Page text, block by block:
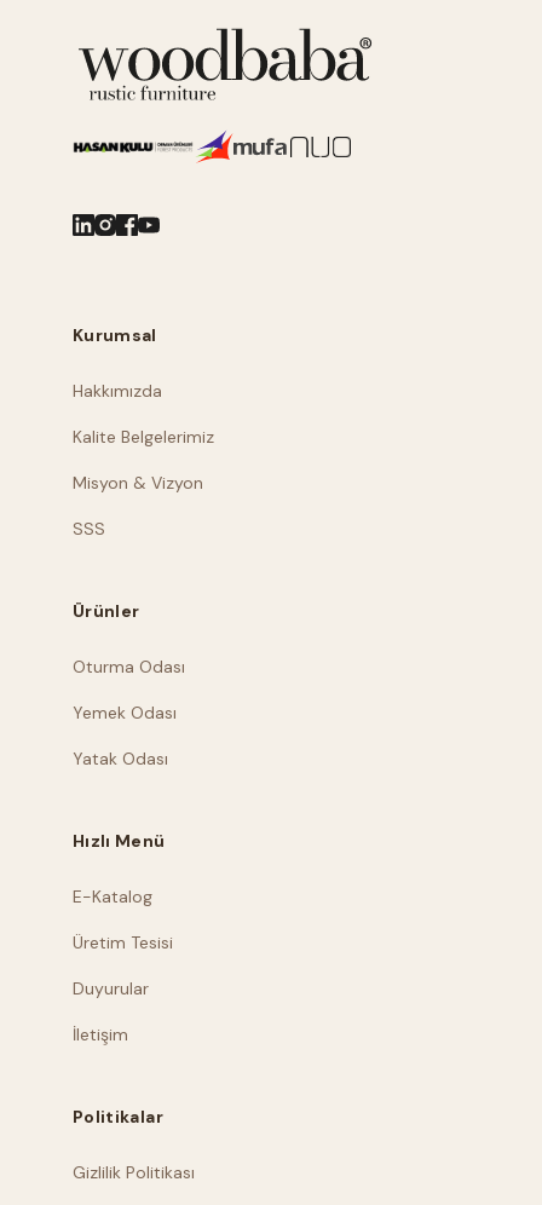
Kurumsal
Hakkımızda
Kalite Belgelerimiz
Misyon & Vizyon
SSS
Ürünler
Oturma Odası
Yemek Odası
Yatak Odası
Hızlı Menü
E-Katalog
Üretim Tesisi
Duyurular
İletişim
Politikalar
Gizlilik Politikası